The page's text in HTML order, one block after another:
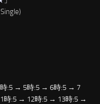
:5 → 5時:5 → 6時:5 → 7
時:5 → 12時:5 → 13時:5 →